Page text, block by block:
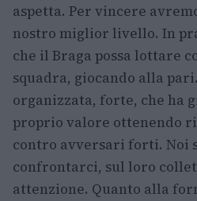
aspetta. Per vincere
nostro miglior livello. In
che il Braga possa lottare
squadra, giocando alla
organizzata, forte, che ha
proprio valore ottenendo
contro avversari forti. Noi
confrontarci, sul loro
attenzione. Quanto alla